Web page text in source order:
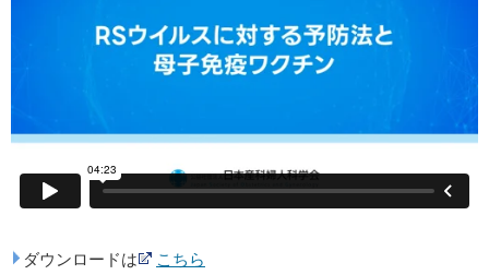
ダウンロードは こちら